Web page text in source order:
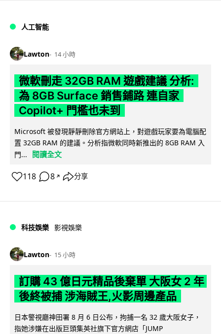
人工智能
Lawton 14 小時
微軟刪走 32GB RAM 遊戲建議 分析:
為 8GB Surface 銷售鋪路 連自家
Copilot+ 門檻也未到
Microsoft 被發現靜靜刪除官方網站上，對遊戲玩家要為電腦配
置 32GB RAM 的建議。分析指微軟同時新推出的 8GB RAM 入
門...
閱讀全文
118 8 ↗ 分享
科技娛樂 影視娛樂
Lawton 15 小時
訂購 43 億日元精品後棄單 大阪女 2 年
後終被捕 涉海賊王,火影周邊產品
日本警視廳神田署 8 月 6 日公布，拘捕一名 32 歲大阪女子，
指她涉嫌在出版巨頭集英社旗下官方網店「JUMP